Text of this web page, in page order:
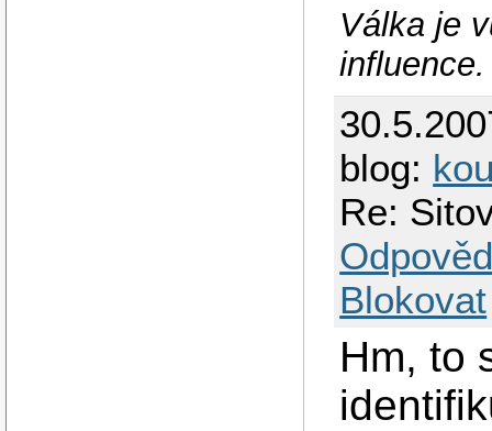
Válka je
influence.
blog:
Re:
Blokovat
Hm, to